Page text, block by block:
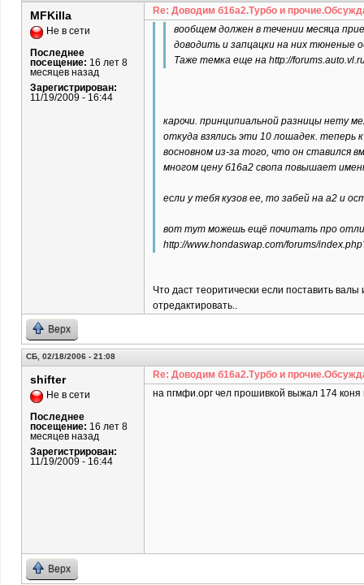
MFKilla
Не в сети
Последнее
посещение: 16 лет 8
месяцев назад
Зарегистрирован:
11/19/2009 - 16:44
Re: Доводим б16а2.Турбо и
вообщем должен в течении месяца
доводить и запцацки на них тюненые
Таже темка еще на http://
карочи. принципиальной разницы нету
откуда взялись эти 10 лошадек. теперь
восновном из-за того, что он ставился
многом цену б16а2 свопа повышает
если у тебя кузов ее, то забей на а2 и
вот тут можешь ещё почитать про
http://www.hondaswap.com/forums/
Что даст теоритически если поставить
отредактировать..
Верх
СБ, 02/18/2006 - 21:08
shifter
Не в сети
Последнее
посещение: 16 лет 8
месяцев назад
Зарегистрирован:
11/19/2009 - 16:44
Re: Доводим б16а2.Турбо и
на пгмфи.орг чел прошивкой выжал 174 коня
Верх